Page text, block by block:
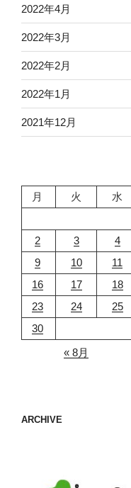
2022年4月
2022年3月
2022年2月
2022年1月
2021年12月
月
火 水
2
3 4
9
10 11
16
17 18
23
24 25
30
« 8月
ARCHIVE